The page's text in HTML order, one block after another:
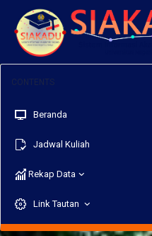
Beranda
Jadwal Kuliah
Rekap Data
Link Tautan